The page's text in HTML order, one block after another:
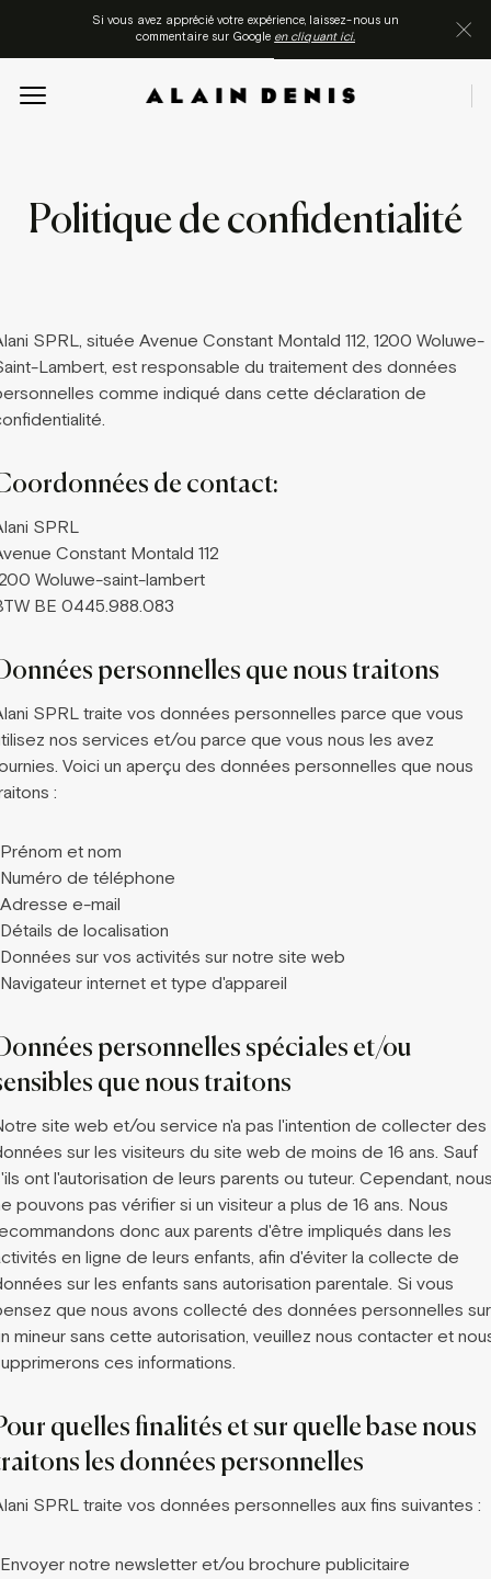
Si vous avez apprécié votre expérience, laissez-nous un
commentaire sur Google en cliquant ici.
Politique de confidentialité
SPRL, située Avenue Constant Montald 112, 1200 Woluwe-
Lambert, est responsable du traitement des données
comme indiqué dans cette déclaration de
de contact:
SPRL
Constant Montald 112
Woluwe-saint-lambert
BE 0445.988.083
personnelles que nous traitons
SPRL traite vos données personnelles parce que vous
nos services et/ou parce que vous nous les avez
Voici un aperçu des données personnelles que nous
:
et nom
de téléphone
e-mail
de localisation
sur vos activités sur notre site web
internet et type d'appareil
personnelles spéciales et/ou
que nous traitons
site web et/ou service n'a pas l'intention de collecter des
sur les visiteurs du site web de moins de 16 ans. Sauf
ont l'autorisation de leurs parents ou tuteur. Cependant,
pouvons pas vérifier si un visiteur a plus de 16 ans. Nous
donc aux parents d'être impliqués dans les
en ligne de leurs enfants, afin d'éviter la collecte de
sur les enfants sans autorisation parentale. Si vous
que nous avons collecté des données personnelles sur
mineur sans cette autorisation, veuillez nous contacter et
ces informations.
quelles finalités et sur quelle base nous
les données personnelles
SPRL traite vos données personnelles aux fins suivantes :
notre newsletter et/ou brochure publicitaire